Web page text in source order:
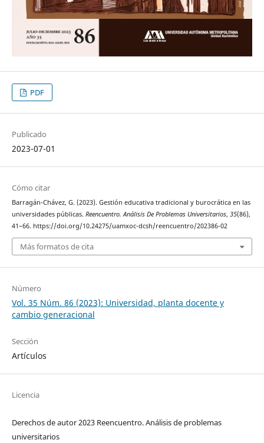
PDF
Publicado
2023-07-01
Cómo citar
Barragán-Chávez, G. (2023). Gestión educativa tradicional y burocrática en las
universidades públicas. Reencuentro. Análisis De Problemas Universitarios, 35(86),
41–66. https://doi.org/10.24275/uamxoc-dcsh/reencuentro/202386-02
Más formatos de cita
Número
Vol. 35 Núm. 86 (2023): Universidad, planta docente y
cambio generacional
Sección
Artículos
Licencia
Derechos de autor 2023 Reencuentro. Análisis de problemas
universitarios